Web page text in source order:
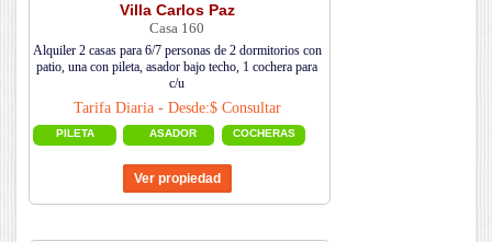
Villa Carlos Paz
Casa 160
Alquiler 2 casas para 6/7 personas de 2 dormitorios con
patio, una con pileta, asador bajo techo, 1 cochera para
c/u
Tarifa Diaria - Desde:$ Consultar
PILETA ASADOR COCHERAS